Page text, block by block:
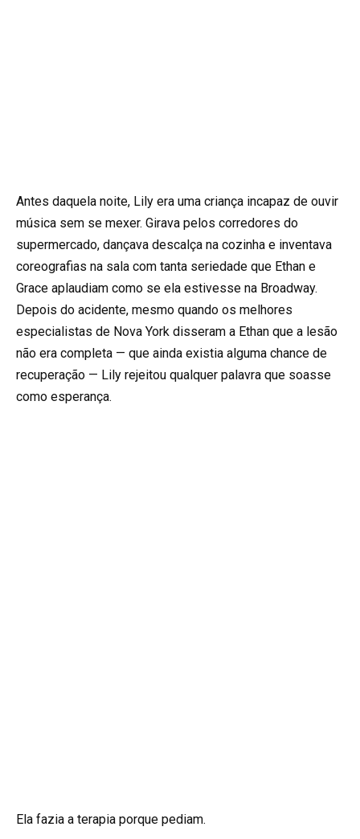
Antes daquela noite, Lily era uma criança incapaz de ouvir
música sem se mexer. Girava pelos corredores do
supermercado, dançava descalça na cozinha e inventava
coreografias na sala com tanta seriedade que Ethan e
Grace aplaudiam como se ela estivesse na Broadway.
Depois do acidente, mesmo quando os melhores
especialistas de Nova York disseram a Ethan que a lesão
não era completa — que ainda existia alguma chance de
recuperação — Lily rejeitou qualquer palavra que soasse
como esperança.
Ela fazia a terapia porque pediam.